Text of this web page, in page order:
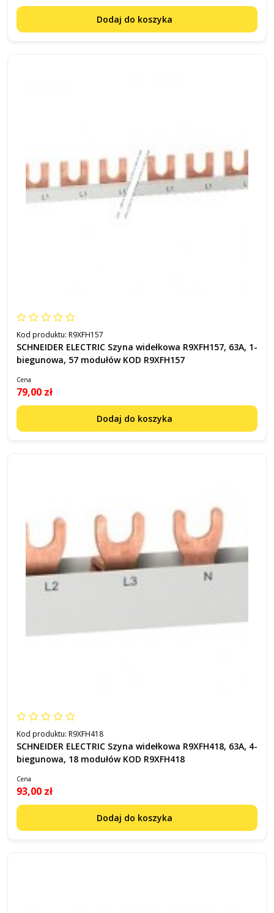
Dodaj do koszyka
Kod produktu: R9XFH157
SCHNEIDER ELECTRIC Szyna widełkowa R9XFH157, 63A, 1-
biegunowa, 57 modułów KOD R9XFH157
Cena
79,00 zł
Dodaj do koszyka
Kod produktu: R9XFH418
SCHNEIDER ELECTRIC Szyna widełkowa R9XFH418, 63A, 4-
biegunowa, 18 modułów KOD R9XFH418
Cena
93,00 zł
Dodaj do koszyka